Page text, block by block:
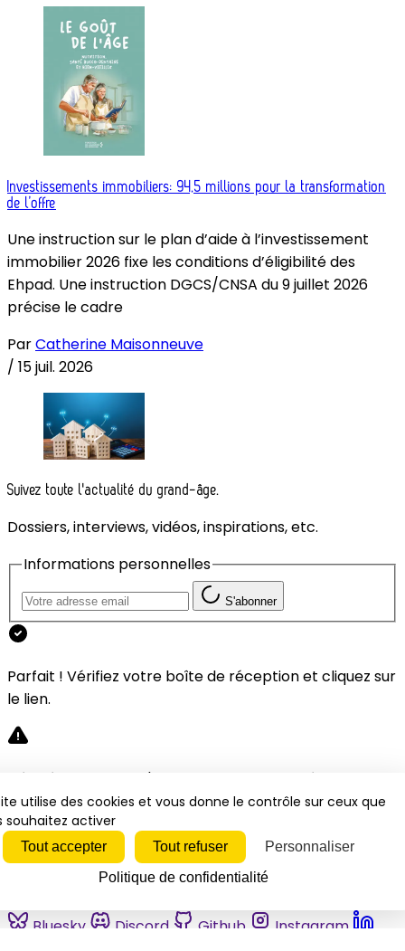
Investissements immobiliers: 94,5 millions pour la transformation
de l’offre
Une instruction sur le plan d’aide à l’investissement
immobilier 2026 fixe les conditions d’éligibilité des
Ehpad. Une instruction DGCS/CNSA du 9 juillet 2026
précise le cadre
ParCatherine Maisonneuve
/ 15 juil. 2026
Suivez toute l'actualité du grand-âge.
Dossiers, interviews, vidéos, inspirations, etc.
Informations personnelles
S'abonner
Parfait ! Vérifiez votre boîte de réception et cliquez sur
le lien.
Désolé, une erreur s'est produite. Veuillez réessayer.
Fermer
Bluesky Discord Github
Instagram
utilise des cookies et vous donne le contrôle sur ceux que
souhaitez activer
Tout accepter Tout refuser
Personnaliser
Politique de confidentialité